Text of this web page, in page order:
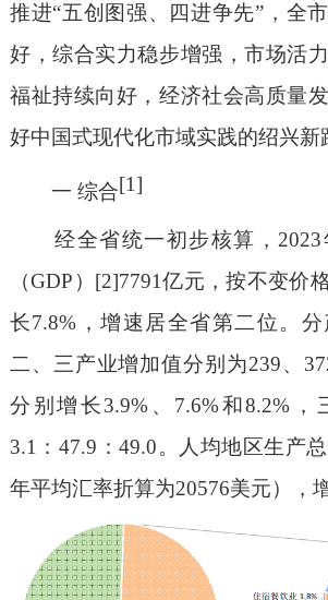
推进“五创图强、四进争先”，全
好，综合实力稳步增强，市场活
福祉持续向好，经济社会高质量
好中国式现代化市域实践的绍兴新
一 综合[1]
经全省统一初步核算，2023
（GDP）[2]7791亿元，按不变价
长7.8%，增速居全省第二位。分
二、三产业增加值分别为239、
分别增长3.9%、7.6%和8.2%，
3.1：47.9：49.0。人均地区生产
年平均汇率折算为20576美元），